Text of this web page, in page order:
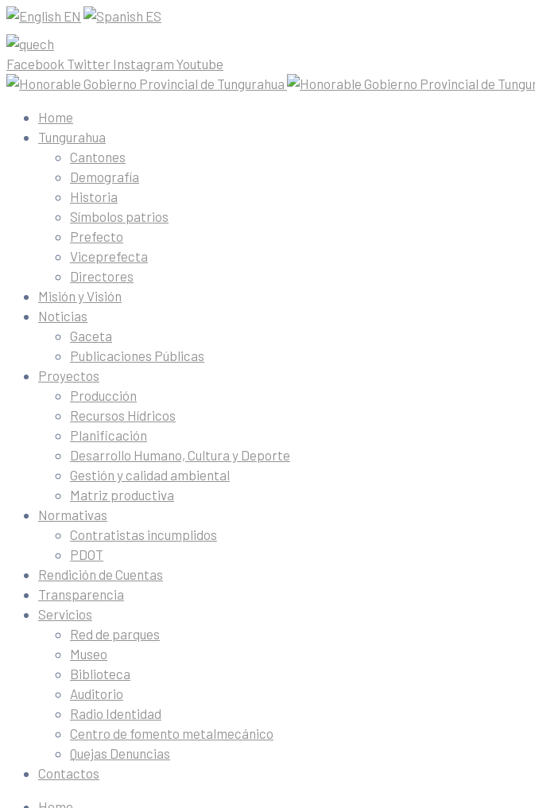
EN ES
Facebook Twitter Instagram Youtube
Home
Tungurahua
Cantones
Demografía
Historia
Símbolos patrios
Prefecto
Viceprefecta
Directores
Misión y Visión
Noticias
Gaceta
Publicaciones Públicas
Proyectos
Producción
Recursos Hídricos
Planificación
Desarrollo Humano, Cultura y Deporte
Gestión y calidad ambiental
Matriz productiva
Normativas
Contratistas incumplidos
PDOT
Rendición de Cuentas
Transparencia
Servicios
Red de parques
Museo
Biblioteca
Auditorio
Radio Identidad
Centro de fomento metalmecánico
Quejas Denuncias
Contactos